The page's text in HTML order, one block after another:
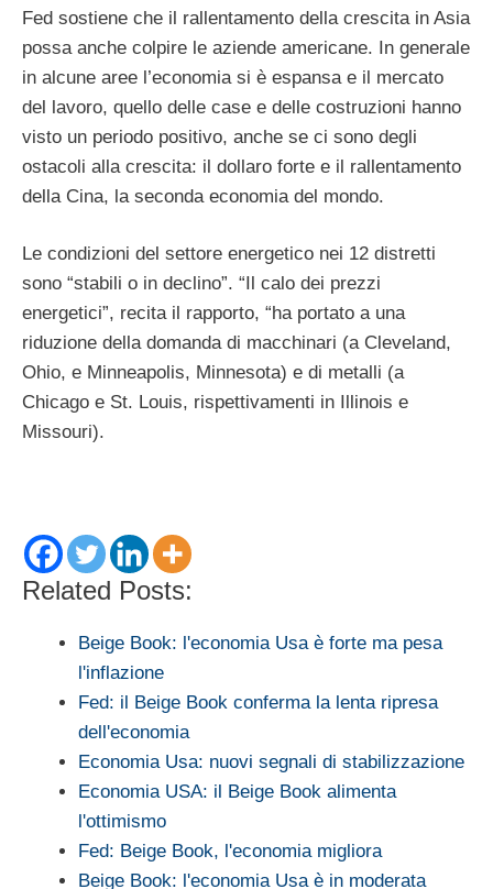
Fed sostiene che il rallentamento della crescita in Asia
possa anche colpire le aziende americane. In generale
in alcune aree l’economia si è espansa e il mercato
del lavoro, quello delle case e delle costruzioni hanno
visto un periodo positivo, anche se ci sono degli
ostacoli alla crescita: il dollaro forte e il rallentamento
della Cina, la seconda economia del mondo.
Le condizioni del settore energetico nei 12 distretti
sono “stabili o in declino”. “Il calo dei prezzi
energetici”, recita il rapporto, “ha portato a una
riduzione della domanda di macchinari (a Cleveland,
Ohio, e Minneapolis, Minnesota) e di metalli (a
Chicago e St. Louis, rispettivamenti in Illinois e
Missouri).
Related Posts:
Beige Book: l'economia Usa è forte ma pesa
l'inflazione
Fed: il Beige Book conferma la lenta ripresa
dell'economia
Economia Usa: nuovi segnali di stabilizzazione
Economia USA: il Beige Book alimenta
l'ottimismo
Fed: Beige Book, l'economia migliora
Beige Book: l'economia Usa è in moderata